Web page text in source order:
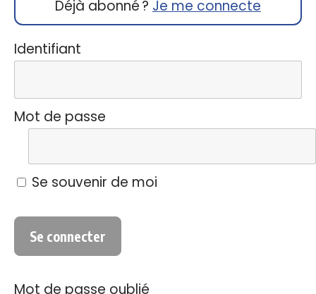
Déjà abonné ? Je me connecte
Identifiant
Mot de passe
Se souvenir de moi
Mot de passe oublié